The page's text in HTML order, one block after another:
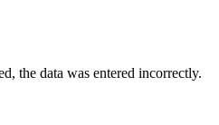
the data was entered incorrectly.